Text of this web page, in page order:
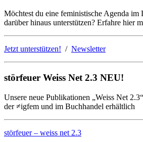
Möchtest du eine feministische Agenda im
darüber hinaus unterstützen? Erfahre hier
Jetzt unterstützen! / Newsletter
störfeuer Weiss Net 2.3 NEU!
Unsere neue Publikationen „Weiss Net
der ≠igfem und im Buchhandel erhältlich
störfeuer – weiss net 2.3